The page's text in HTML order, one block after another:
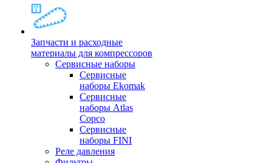
Запчасти и расходные
материалы для компрессоров
Cервисные наборы
Сервисные
наборы Ekomak
Cервисные
наборы Atlas
Copco
Сервисные
наборы FINI
Реле давления